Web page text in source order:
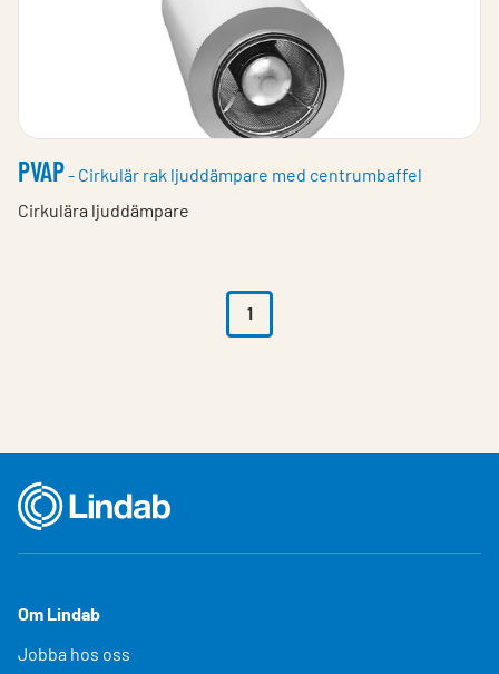
PVAP- Cirkulär rak ljuddämpare med centrumbaffel
Cirkulära ljuddämpare
1
Om Lindab
Jobba hos oss